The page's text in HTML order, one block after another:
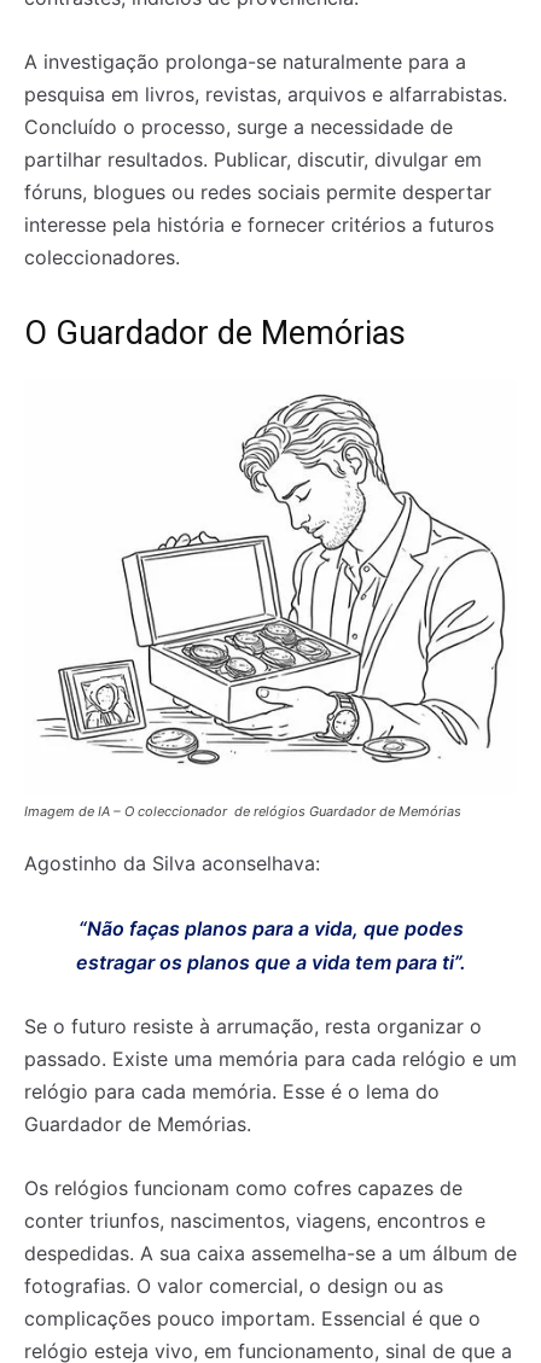
A investigação prolonga-se naturalmente para a
pesquisa em livros, revistas, arquivos e alfarrabistas.
Concluído o processo, surge a necessidade de
partilhar resultados. Publicar, discutir, divulgar em
fóruns, blogues ou redes sociais permite despertar
interesse pela história e fornecer critérios a futuros
coleccionadores.
O Guardador de Memórias
Imagem de IA – O coleccionador de relógios Guardador de Memórias
Agostinho da Silva aconselhava:
“Não faças planos para a vida, que podes
estragar os planos que a vida tem para ti”.
Se o futuro resiste à arrumação, resta organizar o
passado. Existe uma memória para cada relógio e um
relógio para cada memória. Esse é o lema do
Guardador de Memórias.
Os relógios funcionam como cofres capazes de
conter triunfos, nascimentos, viagens, encontros e
despedidas. A sua caixa assemelha-se a um álbum de
fotografias. O valor comercial, o design ou as
complicações pouco importam. Essencial é que o
relógio esteja vivo, em funcionamento, sinal de que a